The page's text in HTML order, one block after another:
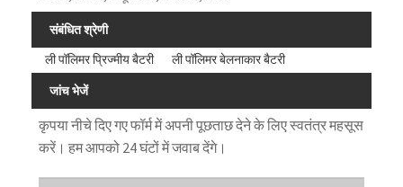
संबंधित श्रेणी
ली पॉलिमर प्रिज्मीय बैटरी
ली पॉलिमर बेलनाकार बैटरी
जांच भेजें
कृपया नीचे दिए गए फॉर्म में अपनी पूछताछ देने के लिए स्वतंत्र महसूस
करें। हम आपको 24 घंटों में जवाब देंगे।